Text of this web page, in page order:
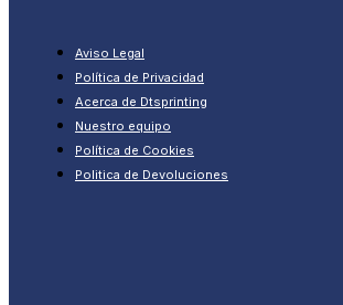
Aviso Legal
Política de Privacidad
Acerca de Dtsprinting
Nuestro equipo
Política de Cookies
Politica de Devoluciones